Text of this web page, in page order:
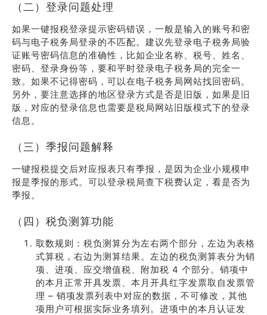
（二）登录问题处理
如果一键报税登录提示密码错误，一般是输入的账号和密
码与电子税务局登录的不匹配。建议先登录电子税务局验
证账号密码信息的准确性，比如企业名称、税号、姓名、
密码、登录身份等，要和平时登录电子税务局的完全一
致。如果不记得密码，可以在电子税务局网站找回密码。
另外，要注意选择的地区登录方式是否是旧版，如果是旧
版，对应的登录信息也需要是税局网站旧版模式下的登录
信息。
（三）季报问题解释
一键报税提交后对应报表只有季报，是因为企业小规模申
报是季报的形式。可以登录税局查下税费认定，看是否为
季报。
（四）税负测算功能
取数规则：税负测算分为左右两个部分，左边为表格
式算税，右边为测算结果。左边的税负测算表分为销
项、进项、应交增值税、附加税 4 个部分。销项中
的本月正常开具发票、本月开具红字发票取自发票管
理 – 销项发票列表中对应的数据，不可修改，其他
项用户可根据实际业务填列。进项中的本月认证发